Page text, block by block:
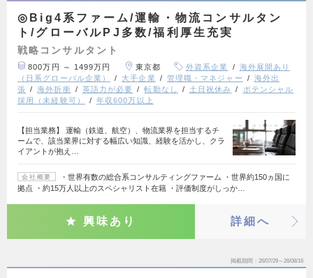
◎Big4系ファーム/運輸・物流コンサルタン
ト/グローバルPJ多数/福利厚生充実
戦略コンサルタント
800万円 ～ 1499万円 東京都 外資系企業
海外展開あり
（日系グローバル企業）
大手企業 管理職・マネジャー
海外出
張
海外折衝 英語力が必要 転勤なし 土日祝休み
ポテンシャル
採用（未経験可）
年収600万以上
【担当業務】 運輸（鉄道、航空）、物流業界を担当するチ
ームで、該当業界に対する幅広い知識、経験を活かし、クラ
イアントが抱え…
会社概要
・世界有数の総合系コンサルティングファーム ・世界約150ヵ国に
拠点 ・約15万人以上のスペシャリスト在籍 ・評価制度がしっか…
興味あり 詳細へ
掲載期間 26/07/29～26/08/16